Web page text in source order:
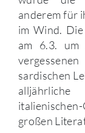
anderem für
im Wind.
am 6.3.
sardischen
großen